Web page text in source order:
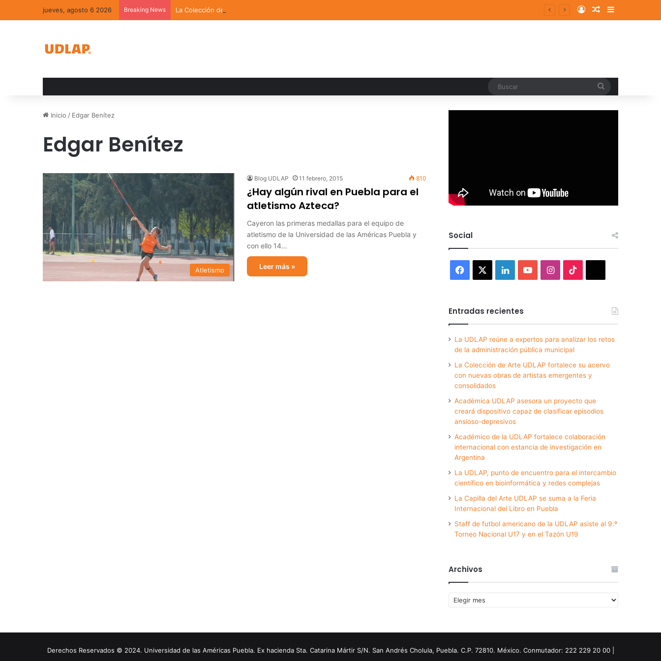
jueves, agosto 6 2026 Breaking News La Colección de Arte UDLAP fortalece su acervo con nuevas obras de artistas emergentes y consolidados Log InRandom Article
Sidebar
Inicio / Edgar Benítez
Edgar Benítez
Atletismo
Blog UDLAP 11 febrero, 2015 810
¿Hay algún rival en Puebla para el
atletismo Azteca?
Cayeron las primeras medallas para el equipo de
atletismo de la Universidad de las Américas Puebla y
con ello 14…
Leer más »
Social
Facebook LinkedInYouTubeInstagram
Entradas recientes
La UDLAP reúne a expertos para analizar los retos
de la administración pública municipal
La Colección de Arte UDLAP fortalece su acervo
con nuevas obras de artistas emergentes y
consolidados
Académica UDLAP asesora un proyecto que
creará dispositivo capaz de clasificar episodios
ansioso-depresivos
Académico de la UDLAP fortalece colaboración
internacional con estancia de investigación en
Argentina
La UDLAP, punto de encuentro para el intercambio
científico en bioinformática y redes complejas
La Capilla del Arte UDLAP se suma a la Feria
Internacional del Libro en Puebla
Staff de futbol americano de la UDLAP asiste al 9.º
Torneo Nacional U17 y en el Tazón U19
Archivos
Archivos
Derechos Reservados © 2024. Universidad de las Américas Puebla. Ex hacienda Sta. Catarina Mártir S/N. San Andrés Cholula, Puebla. C.P. 72810. México. Conmutador: 222 229 20 00 |